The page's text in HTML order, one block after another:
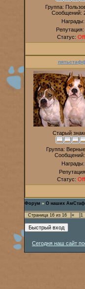
Группа:
Сообщений:
Награды:
Репутация:
Статус:
Старый
Группа:
Сообщений:
Награды:
Статус:
Форум » О наших
Страница 16 из 16 « 1
Сегодня наш сайт